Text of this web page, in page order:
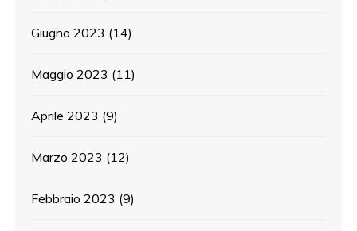
Giugno 2023 (14)
Maggio 2023 (11)
Aprile 2023 (9)
Marzo 2023 (12)
Febbraio 2023 (9)